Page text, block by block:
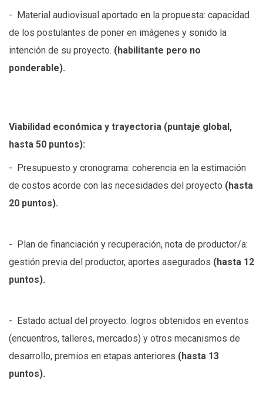
- Material audiovisual aportado en la propuesta: capacidad
de los postulantes de poner en imágenes y sonido la
intención de su proyecto. (habilitante pero no
ponderable).
Viabilidad económica y trayectoria (puntaje global,
hasta 50 puntos):
- Presupuesto y cronograma: coherencia en la estimación
de costos acorde con las necesidades del proyecto (hasta
20 puntos).
- Plan de financiación y recuperación, nota de productor/a:
gestión previa del productor, aportes asegurados (hasta 12
puntos).
- Estado actual del proyecto: logros obtenidos en eventos
(encuentros, talleres, mercados) y otros mecanismos de
desarrollo, premios en etapas anteriores (hasta 13
puntos).